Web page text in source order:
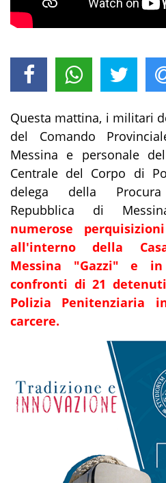
Questa mattina, i militari
del Comando
Messina e personale
Centrale del Corpo di
delega della
Repubblica di
numerose
all'interno della
Messina "Gazzi" e
confronti di 21
Polizia Penitenziaria
carcere.